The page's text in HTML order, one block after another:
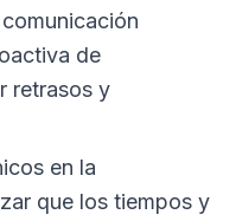
de
retrasos y
en la
que los tiempos y